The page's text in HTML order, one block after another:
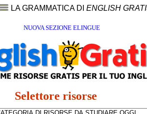
LA GRAMMATICA DI ENGLISH
NUOVA SEZIONE ELINGUE
Selettore risorse